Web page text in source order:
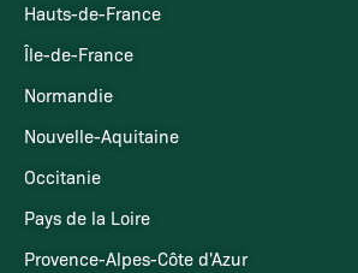
Hauts-de-France
Île-de-France
Normandie
Nouvelle-Aquitaine
Occitanie
Pays de la Loire
Provence-Alpes-Côte d'Azur